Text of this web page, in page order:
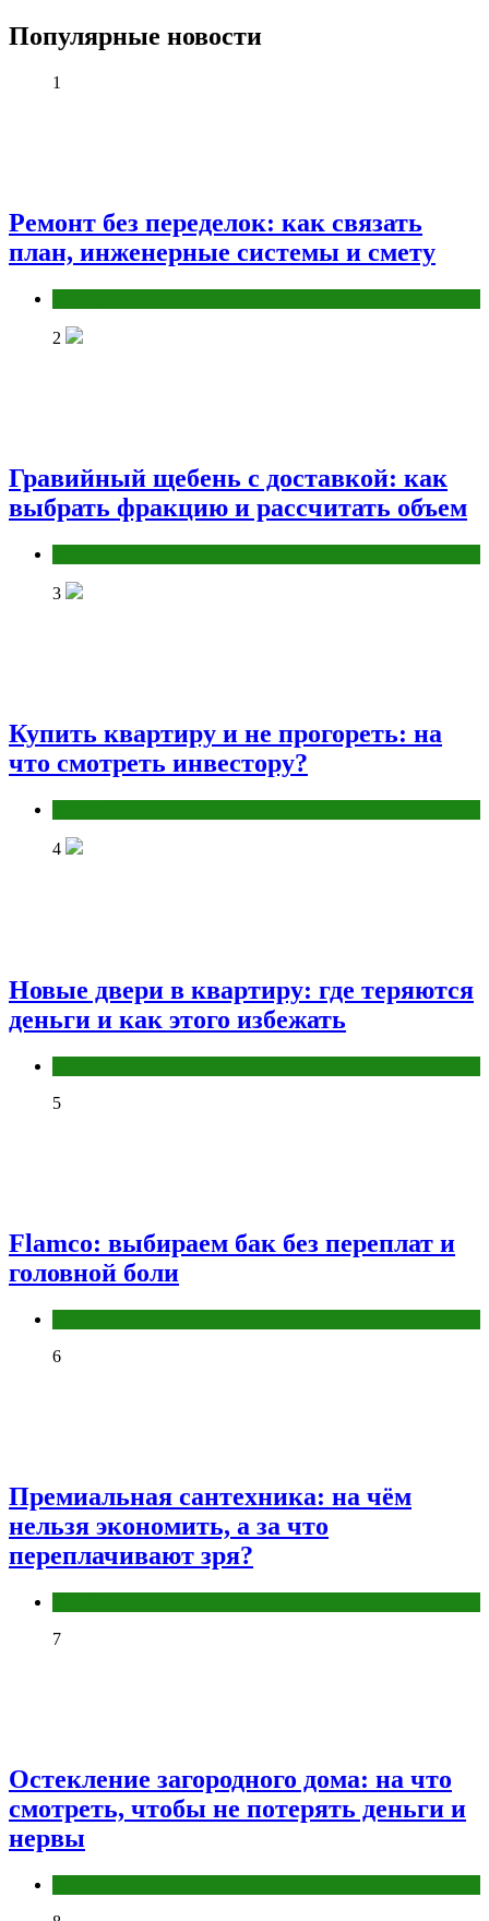
Популярные новости
1
Ремонт без переделок: как связать
план, инженерные системы и смету
2
Гравийный щебень с доставкой: как
выбрать фракцию и рассчитать объем
3
Купить квартиру и не прогореть: на
что смотреть инвестору?
4
Новые двери в квартиру: где теряются
деньги и как этого избежать
5
Flamco: выбираем бак без переплат и
головной боли
6
Премиальная сантехника: на чём
нельзя экономить, а за что
переплачивают зря?
7
Остекление загородного дома: на что
смотреть, чтобы не потерять деньги и
нервы